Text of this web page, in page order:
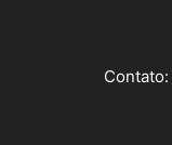
Contato: